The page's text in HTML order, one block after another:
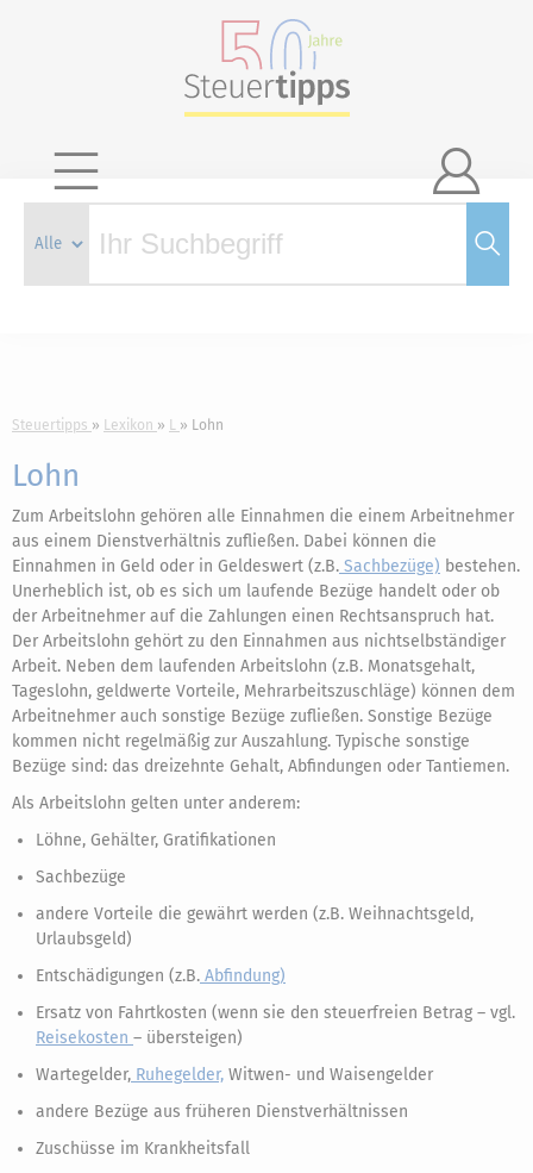

Steuertipps Lexikon L Lohn
Lohn
Zum Arbeitslohn gehören alle Einnahmen die einem Arbeitnehmer
aus einem Dienstverhältnis zufließen. Dabei können die
Einnahmen in Geld oder in Geldeswert (z.B. Sachbezüge) bestehen.
Unerheblich ist, ob es sich um laufende Bezüge handelt oder ob
der Arbeitnehmer auf die Zahlungen einen Rechtsanspruch hat.
Der Arbeitslohn gehört zu den Einnahmen aus nichtselbständiger
Arbeit. Neben dem laufenden Arbeitslohn (z.B. Monatsgehalt,
Tageslohn, geldwerte Vorteile, Mehrarbeitszuschläge) können dem
Arbeitnehmer auch sonstige Bezüge zufließen. Sonstige Bezüge
kommen nicht regelmäßig zur Auszahlung. Typische sonstige
Bezüge sind: das dreizehnte Gehalt, Abfindungen oder Tantiemen.
Als Arbeitslohn gelten unter anderem:
Löhne, Gehälter, Gratifikationen
Sachbezüge
andere Vorteile die gewährt werden (z.B. Weihnachtsgeld,
Urlaubsgeld)
Entschädigungen (z.B. Abfindung)
Ersatz von Fahrtkosten (wenn sie den steuerfreien Betrag – vgl.
Reisekosten – übersteigen)
Wartegelder, Ruhegelder, Witwen- und Waisengelder
andere Bezüge aus früheren Dienstverhältnissen
Zuschüsse im Krankheitsfall